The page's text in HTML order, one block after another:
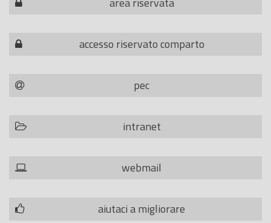
accesso riservato comparto
pec
intranet
webmail
aiutaci a migliorare